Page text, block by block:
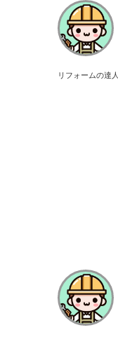
リフォームの達人